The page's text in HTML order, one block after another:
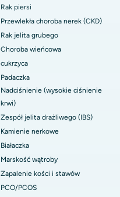
Rak piersi
Przewlekła choroba nerek (CKD)
Rak jelita grubego
Choroba wieńcowa
cukrzyca
Padaczka
Nadciśnienie (wysokie ciśnienie
krwi)
Zespół jelita drażliwego (IBS)
Kamienie nerkowe
Białaczka
Marskość wątroby
Zapalenie kości i stawów
PCO/PCOS